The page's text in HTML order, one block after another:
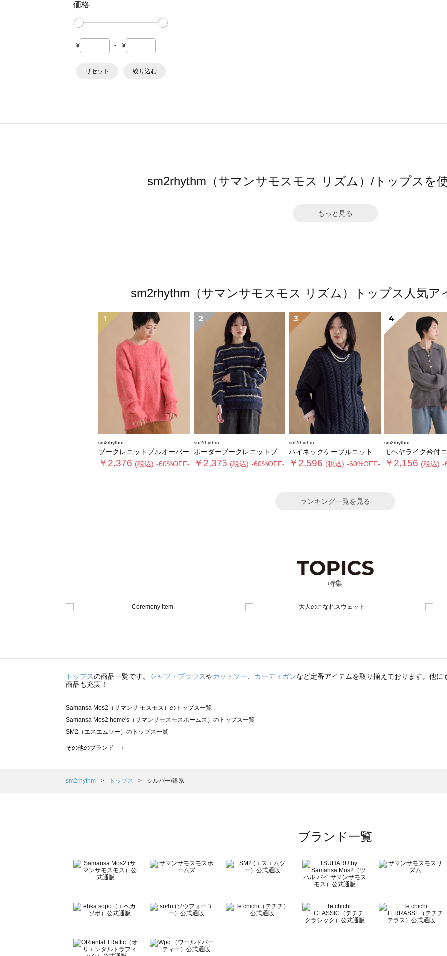
価格
¥ ~ ¥
リセット 絞り込む
sm2rhythm（サマンサモスモス リズム）/トップスを
もっと見る
sm2rhythm（サマンサモスモス リズム）トップス人気ア
1
sm2rhythm
ブークレニットプルオーバー
￥2,376 (税込) -60%OFF-
2
sm2rhythm
ボーダーブークレニットプルオーバー
￥2,376 (税込) -60%OFF-
3
sm2rhythm
ハイネックケーブルニットプルオーバー
￥2,596 (税込) -60%OFF-
4
sm2rhythm
モヘヤライク衿付ニットプ
￥2,156 (税込) -
ランキング一覧を見る
特集
トップスの商品一覧です。 シャツ・ブラウスやカットソー、 カーディガンなど定番アイテムを取り揃えております。他に
商品も充実！
Samansa Mos2（サマンサ モスモス）のトップス一覧
Samansa Mos2 home's（サマンサモスモスホームズ）のトップス一覧
SM2（エスエムツー）のトップス一覧
TSUHARU by Samansa Mos2（ツハルバイサマンサモスモス）のトップス一覧
Samansa Mos2 Lagom（サマンサモスモス ラーゴム）のトップス一覧
BETTY'S BLUE（べティーズブルー）のトップス一覧
Wpc.（ワールドパーティー）のトップス一覧
その他のブランド ＋
sm2rhythm トップス シルバー/銀系
ブランド一覧